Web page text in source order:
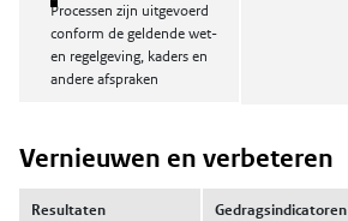
Processen zijn uitgevoerd
conform de geldende wet-
en regelgeving, kaders en
andere afspraken
Vernieuwen en verbeteren
Resultaten Gedragsindicatoren